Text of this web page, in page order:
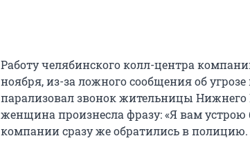
Работу челябинского колл-центра
ноября, из-за ложного сообщения об
парализовал звонок жительницы
женщина произнесла фразу: «Я вам устрою
компании сразу же обратились в полицию.